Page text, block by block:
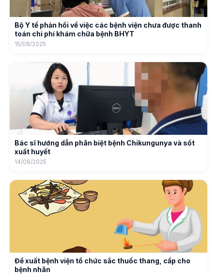
Bộ Y tế phản hồi về việc các bệnh viện chưa được thanh
toán chi phí khám chữa bệnh BHYT
15/08/2025
Bác sĩ hướng dẫn phân biệt bệnh Chikungunya và sốt
xuất huyết
14/08/2025
Đề xuất bệnh viện tổ chức sắc thuốc thang, cấp cho
bệnh nhân